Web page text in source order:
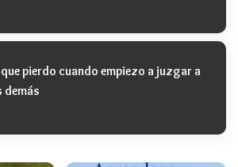
que pierdo cuando empiezo a juzgar a
demás